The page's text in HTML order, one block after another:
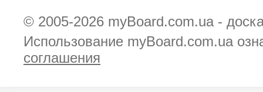
© 2005-2026 myBoard.com.ua -
Использование myBoard.com.ua
соглашения